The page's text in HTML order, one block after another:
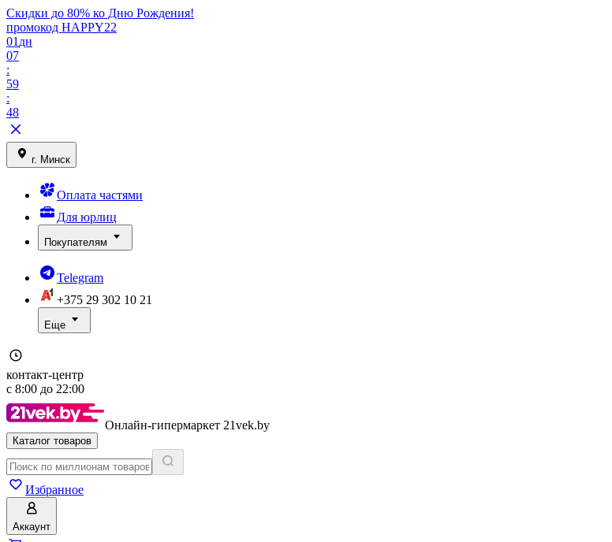
Скидки до 80% ко Дню Рождения!
промокод HAPPY22
01 дн
07
:
59
:
48
г. Минск
Оплата частями
Для юрлиц
Покупателям
Telegram
+375 29 302 10 21
Еще
контакт-центр
с 8:00 до 22:00
Онлайн-гипермаркет 21vek.by
Каталог товаров
Избранное
Аккаунт